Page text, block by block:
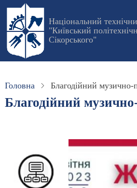
Перейти
основного
вмісту
Національний
"Київський
Сікорського"
Головна Благодійний
Благодійний